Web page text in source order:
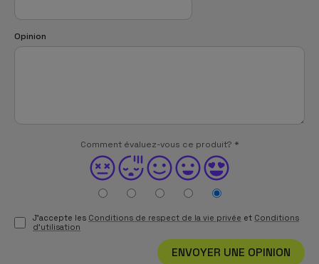
Opinion
Comment évaluez-vous ce produit? *
J'accepte les Conditions de respect de la vie privée et Conditions
d'utilisation
ENVOYER UNE OPINION